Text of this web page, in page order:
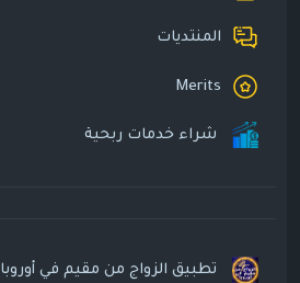
المنتديات
Merits
شراء خدمات ربحية
تطبيق الزواج من مقيم في أوروبا